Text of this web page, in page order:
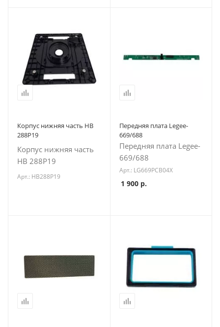
Корпус нижняя часть HB
288P19
Корпус нижняя часть
HB 288P19
Арт.: HB288P19
Передняя плата Legee-
669/688
Передняя плата Legee-
669/688
Арт.: LG669PCB04X
1 900р.